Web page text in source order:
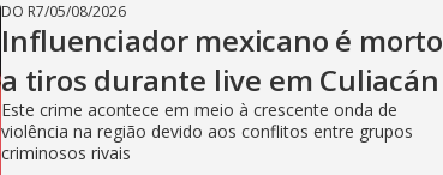
DO R7/05/08/2026
Influenciador mexicano é morto
a tiros durante live em Culiacán
Este crime acontece em meio à crescente onda de
violência na região devido aos conflitos entre grupos
criminosos rivais